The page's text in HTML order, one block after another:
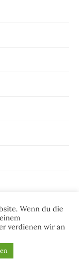
Wenn du die
verdienen wir an